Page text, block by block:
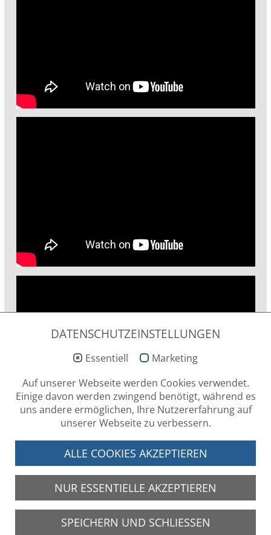
SOCIAL MEDIA
DATENSCHUTZEINSTELLUNGEN
Essentiell
Marketing
Auf unserer Webseite werden Cookies verwendet.
Einige davon werden zwingend benötigt, während es
uns andere ermöglichen, Ihre Nutzererfahrung auf
unserer Webseite zu verbessern.
ALLE COOKIES AKZEPTIEREN
NUR ESSENTIELLE AKZEPTIEREN
SPEICHERN UND SCHLIESSEN